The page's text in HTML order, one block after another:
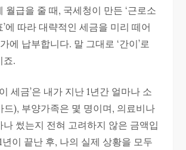
월급을 줄 때, 국세청이 만든 ‘근로소
에 따라 대략적인 세금을 미리 떼어
에 납부합니다. 말 그대로 ‘간이’로
죠.
세금’은 내가 지난 1년간 얼마나 소
드), 부양가족은 몇 명이며, 의료비나
나 썼는지 전혀 고려하지 않은 금액입
년이 끝난 후, 나의 실제 상황을 모두